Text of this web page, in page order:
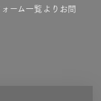
ーム一覧よりお問